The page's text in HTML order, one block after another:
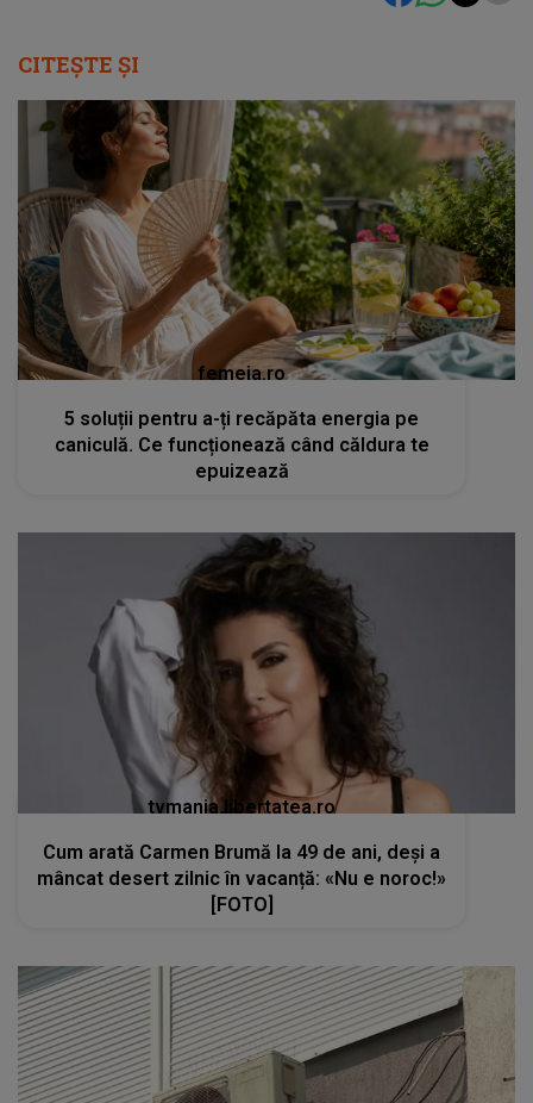
CITEȘTE ȘI
femeia.ro
5 soluții pentru a-ți recăpăta energia pe
caniculă. Ce funcționează când căldura te
epuizează
tvmania.libertatea.ro
Cum arată Carmen Brumă la 49 de ani, deși a
mâncat desert zilnic în vacanță: «Nu e noroc!»
[FOTO]